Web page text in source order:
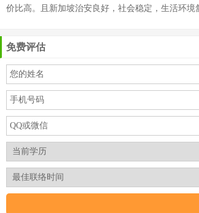
价比高。且新加坡治安良好，社会稳定，生活环
免费评估